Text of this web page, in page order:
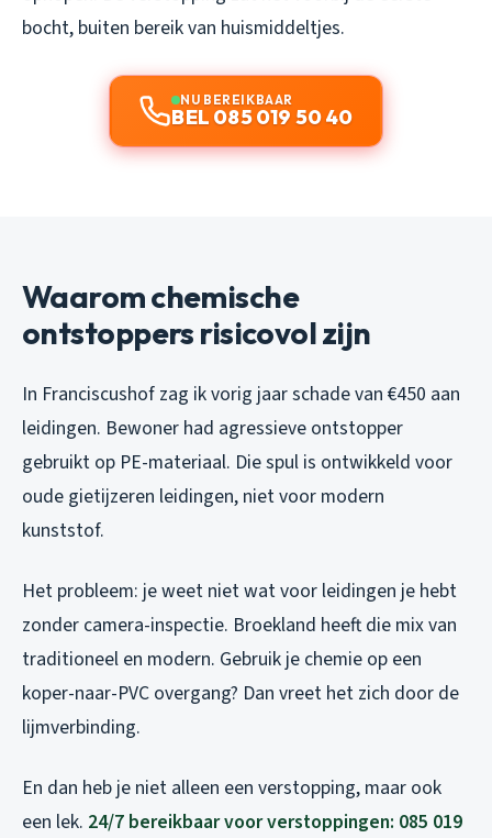
bocht, buiten bereik van huismiddeltjes.
NU BEREIKBAAR
BEL 085 019 50 40
Waarom chemische
ontstoppers risicovol zijn
In Franciscushof zag ik vorig jaar schade van €450 aan
leidingen. Bewoner had agressieve ontstopper
gebruikt op PE-materiaal. Die spul is ontwikkeld voor
oude gietijzeren leidingen, niet voor modern
kunststof.
Het probleem: je weet niet wat voor leidingen je hebt
zonder camera-inspectie. Broekland heeft die mix van
traditioneel en modern. Gebruik je chemie op een
koper-naar-PVC overgang? Dan vreet het zich door de
lijmverbinding.
En dan heb je niet alleen een verstopping, maar ook
een lek. 24/7 bereikbaar voor verstoppingen: 085 019